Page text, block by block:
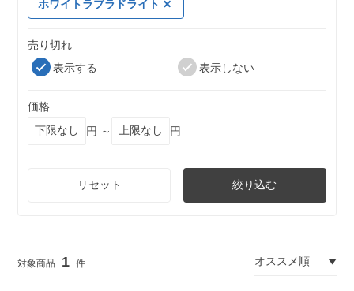
ホワイトラブラドライト
売り切れ
表示する
表示しない
価格
円 ～
円
リセット 絞り込む
1